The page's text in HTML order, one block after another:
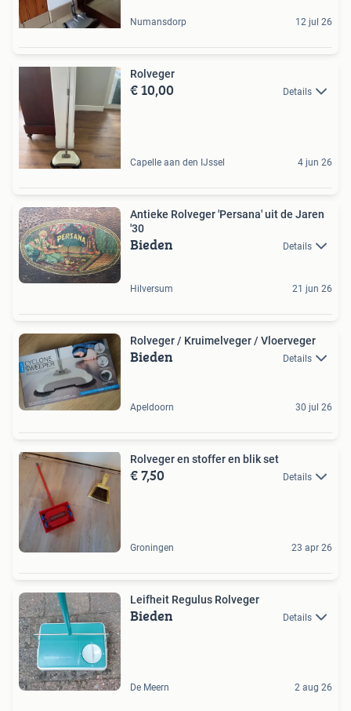
Numansdorp 12 jul 26
Rolveger
€ 10,00 Details
Capelle aan den IJssel 4 jun 26
Antieke Rolveger 'Persana' uit de Jaren
'30
Bieden Details
Hilversum 21 jun 26
Rolveger / Kruimelveger / Vloerveger
Bieden Details
Apeldoorn 30 jul 26
Rolveger en stoffer en blik set
€ 7,50 Details
Groningen 23 apr 26
Leifheit Regulus Rolveger
Bieden Details
De Meern 2 aug 26